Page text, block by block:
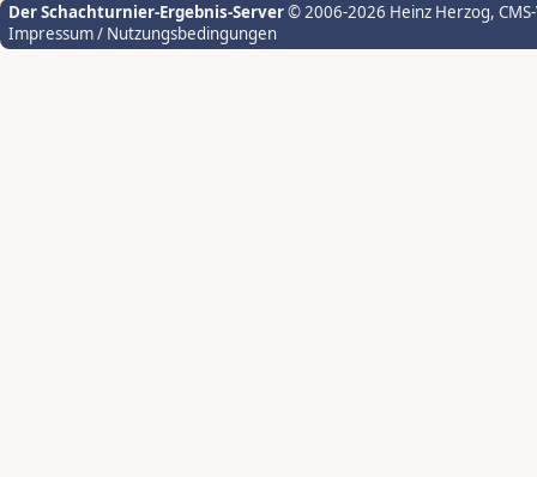
Der Schachturnier-Ergebnis-Server© 2006-2026 Heinz Herzog,
Impressum / Nutzungsbedingungen